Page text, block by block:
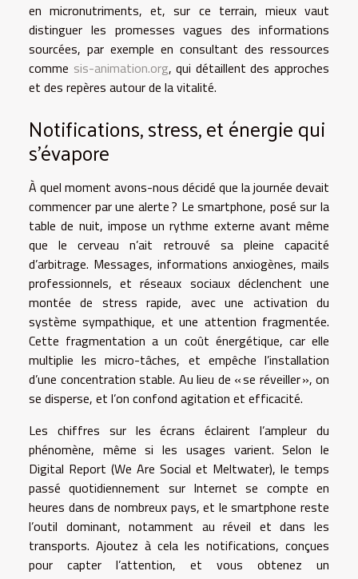
en micronutriments, et, sur ce terrain, mieux vaut
distinguer les promesses vagues des informations
sourcées, par exemple en consultant des ressources
comme sis-animation.org, qui détaillent des approches
et des repères autour de la vitalité.
Notifications, stress, et énergie qui
s’évapore
À quel moment avons-nous décidé que la journée devait
commencer par une alerte ? Le smartphone, posé sur la
table de nuit, impose un rythme externe avant même
que le cerveau n’ait retrouvé sa pleine capacité
d’arbitrage. Messages, informations anxiogènes, mails
professionnels, et réseaux sociaux déclenchent une
montée de stress rapide, avec une activation du
système sympathique, et une attention fragmentée.
Cette fragmentation a un coût énergétique, car elle
multiplie les micro-tâches, et empêche l’installation
d’une concentration stable. Au lieu de « se réveiller », on
se disperse, et l’on confond agitation et efficacité.
Les chiffres sur les écrans éclairent l’ampleur du
phénomène, même si les usages varient. Selon le
Digital Report (We Are Social et Meltwater), le temps
passé quotidiennement sur Internet se compte en
heures dans de nombreux pays, et le smartphone reste
l’outil dominant, notamment au réveil et dans les
transports. Ajoutez à cela les notifications, conçues
pour capter l’attention, et vous obtenez un